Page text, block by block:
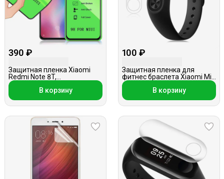
390 ₽
Защитная пленка Xiaomi
Redmi Note 8T,
керамическая
В корзину
100 ₽
Защитная пленка для
фитнес браслета Xiaomi Mi
Band 2, глянцевая
В корзину